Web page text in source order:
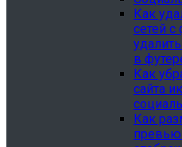
Как
сетей
в
Как
сайта
Как
превью